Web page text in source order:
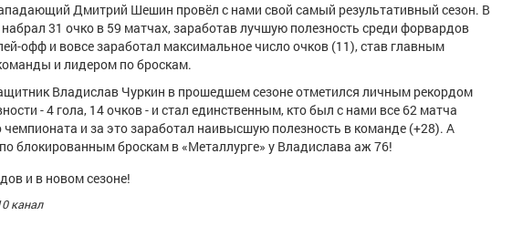
Дмитрий Шешин провёл с нами свой самый результативный сезон. В
31 очко в 59 матчах, заработав лучшую полезность среди форвардов
офф и вовсе заработал максимальное число очков (11), став главным
и лидером по броскам.
Владислав Чуркин в прошедшем сезоне отметился личным рекордом
- 4 гола, 14 очков - и стал единственным, кто был с нами все 62 матча
чемпионата и за это заработал наивысшую полезность в команде (+28). А
блокированным броскам в «Металлурге» у Владислава аж 76!
и в новом сезоне!
канал